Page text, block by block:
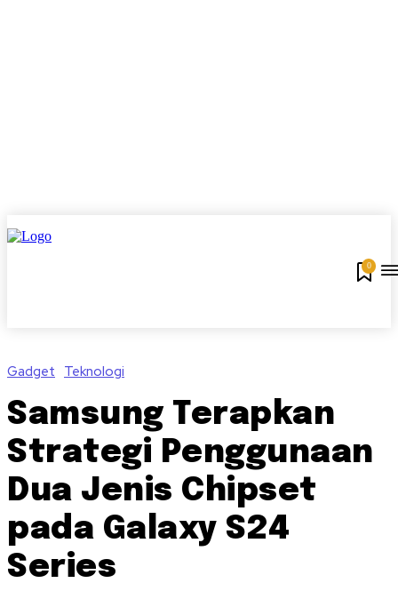
0
Gadget Teknologi
Samsung Terapkan
Strategi Penggunaan
Dua Jenis Chipset
pada Galaxy S24
Series